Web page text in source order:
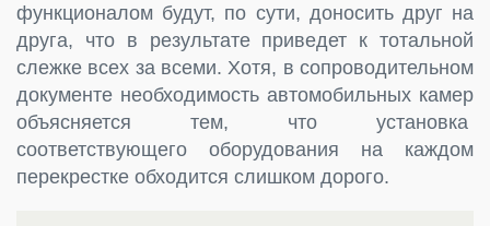
функционалом будут, по сути, доносить друг на
друга, что в результате приведет к тотальной
слежке всех за всеми. Хотя, в сопроводительном
документе необходимость автомобильных камер
объясняется тем, что установка
соответствующего оборудования на каждом
перекрестке обходится слишком дорого.